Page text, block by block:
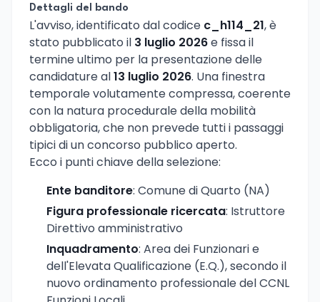
Dettagli del bando
L'avviso, identificato dal codice c_h114_21, è
stato pubblicato il 3 luglio 2026e fissa il
termine ultimo per la presentazione delle
candidature al13 luglio 2026. Una finestra
temporale volutamente compressa, coerente
con la natura procedurale della mobilità
obbligatoria, che non prevede tutti i passaggi
tipici di un concorso pubblico aperto.
Ecco i punti chiave della selezione:
Ente banditore: Comune di Quarto (NA)
Figura professionale ricercata: Istruttore
Direttivo amministrativo
Inquadramento: Area dei Funzionari e
dell'Elevata Qualificazione (E.Q.), secondo il
nuovo ordinamento professionale del CCNL